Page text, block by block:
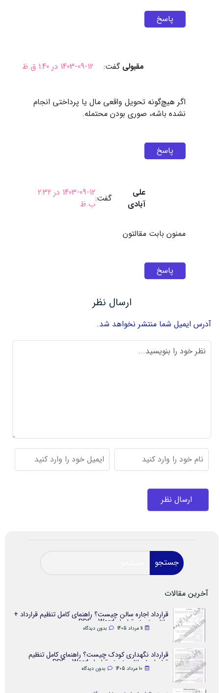
پاسخ
مقبولی گفت: 1403-09-12 در 1:40 ق.ظ
اگر هیچ‌گونه تحویل واقعی مال یا پرداختی انجام
نشده باشه، صوری بودن محتمله.
پاسخ
علی
آبادی
گفت:
1403-09-12 در 2:32
ب.ظ
ممنون بابت مقالتون
پاسخ
ارسال نظر
آدرس ایمیل شما منتشر نخواهد شد.
جستجو
آخرین مقالات
قرارداد اجاره سالن چیست؟ راهنمای کامل تنظیم قرارداد +
دانلود نمونه قرارداد Word و PDF
11 مرداد 1405 بدون دیدگاه
قرارداد نگهداری کودک چیست؟ راهنمای کامل تنظیم
قرارداد + دانلود نمونه قرارداد Word و PDF
10 مرداد 1405 بدون دیدگاه